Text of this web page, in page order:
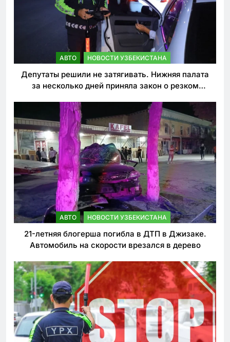
АВТО НОВОСТИ УЗБЕКИСТАНА
Депутаты решили не затягивать. Нижняя палата
за несколько дней приняла закон о резком
АВТО НОВОСТИ УЗБЕКИСТАНА
21-летняя блогерша погибла в ДТП в Джизаке.
Автомобиль на скорости врезался в дерево